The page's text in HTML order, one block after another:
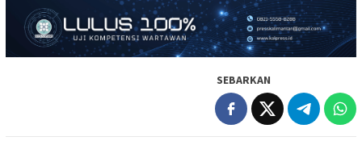
SEBARKAN